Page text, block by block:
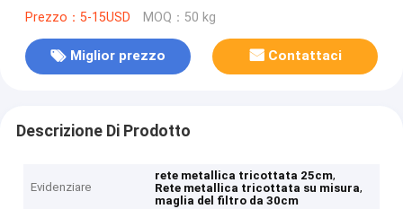
Prezzo：5-15USD MOQ：50 kg
Miglior prezzo Contattaci
Descrizione Di Prodotto
Evidenziare
rete metallica tricottata 25cm,
Rete metallica tricottata su misura,
maglia del filtro da 30cm